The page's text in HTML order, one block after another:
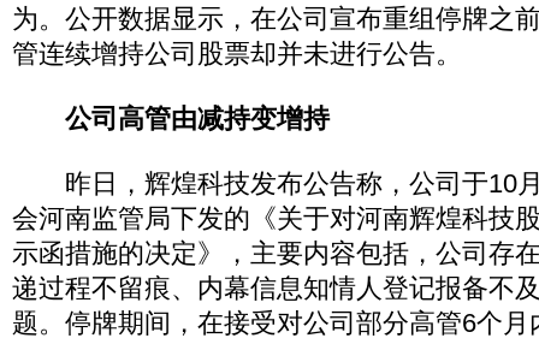
为。公开数据显示，在公司宣布重组停牌之
管连续增持公司股票却并未进行公告。
公司高管由减持变增持
昨日，辉煌科技发布公告称，公司于10
会河南监管局下发的《关于对河南辉煌科技
示函措施的决定》，主要内容包括，公司存
递过程不留痕、内幕信息知情人登记报备不
题。停牌期间，在接受对公司部分高管6个